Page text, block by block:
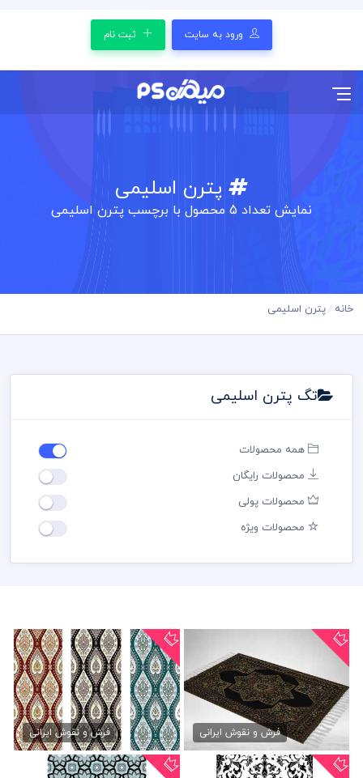
ورود به سایت ثبت نام
پترن اسلیمی
نمایش تعداد 5 محصول با برچسب پترن اسلیمی
خانه پترن اسلیمی
تگ پترن اسلیمی
همه محصولات
محصولات رایگان
محصولات پولی
محصولات ویژه
وکتور لایه باز نقش فرش
50,000 تومانفرش و نقوش ایرانی
طرح حاشیه اسلیمی لایه باز
50,000 تومانفرش و نقوش ایرانی